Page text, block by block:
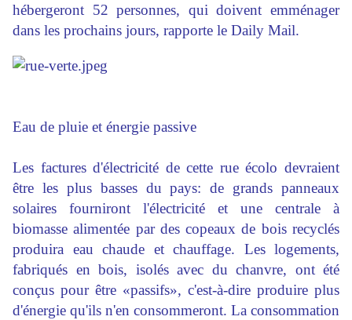
hébergeront 52 personnes, qui doivent emménager
dans les prochains jours, rapporte le Daily Mail.
Eau de pluie et énergie passive
Les factures d'électricité de cette rue écolo devraient
être les plus basses du pays: de grands panneaux
solaires fourniront l'électricité et une centrale à
biomasse alimentée par des copeaux de bois recyclés
produira eau chaude et chauffage. Les logements,
fabriqués en bois, isolés avec du chanvre, ont été
conçus pour être «passifs», c'est-à-dire produire plus
d'énergie qu'ils n'en consommeront. La consommation